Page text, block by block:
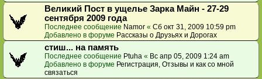
Великий Пост в ущелье Зарка Майн - 27-29
сентября 2009 года
Последнее сообщение Namor « Сб окт 31, 2009 10:59 pm
Добавлено в форуме Рассказы о Друзьях и Дорогах
стиш... на память
Последнее сообщение Ptuha « Вс апр 05, 2009 1:24 am
Добавлено в форуме Регистрация, Отзывы и как со мной
связаться